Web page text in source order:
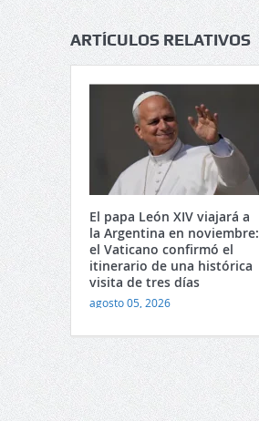
ARTÍCULOS RELATIVOS
El papa León XIV viajará a
la Argentina en noviembre:
el Vaticano confirmó el
itinerario de una histórica
visita de tres días
agosto 05, 2026